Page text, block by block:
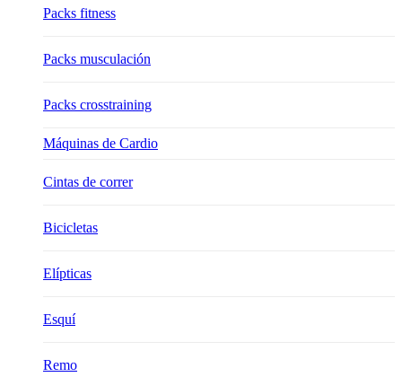
Packs fitness
Packs musculación
Packs crosstraining
Máquinas de Cardio
Cintas de correr
Bicicletas
Elípticas
Esquí
Remo